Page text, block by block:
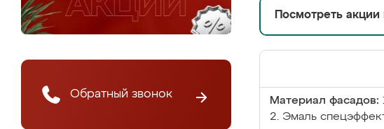
Обратный звонок
Посмотреть
Материал фасадов:
2. Эмаль